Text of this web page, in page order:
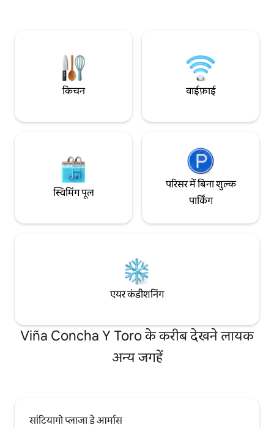
किचन वाईफ़ाई
स्विमिंग पूल
परिसर में बिना शुल्क
पार्किंग
एयर कंडीशनिंग
Viña Concha Y Toro के करीब देखने लायक
अन्य जगहें
सांटियागो प्लाजा डे आर्मास